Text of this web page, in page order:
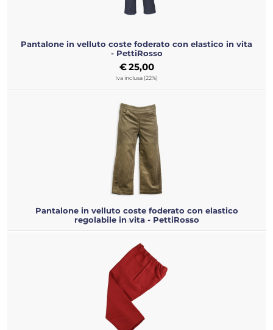
Pantalone in velluto coste foderato con elastico in vita
- PettiRosso
€25,00
Iva inclusa (22%)
Pantalone in velluto coste foderato con elastico
regolabile in vita - PettiRosso